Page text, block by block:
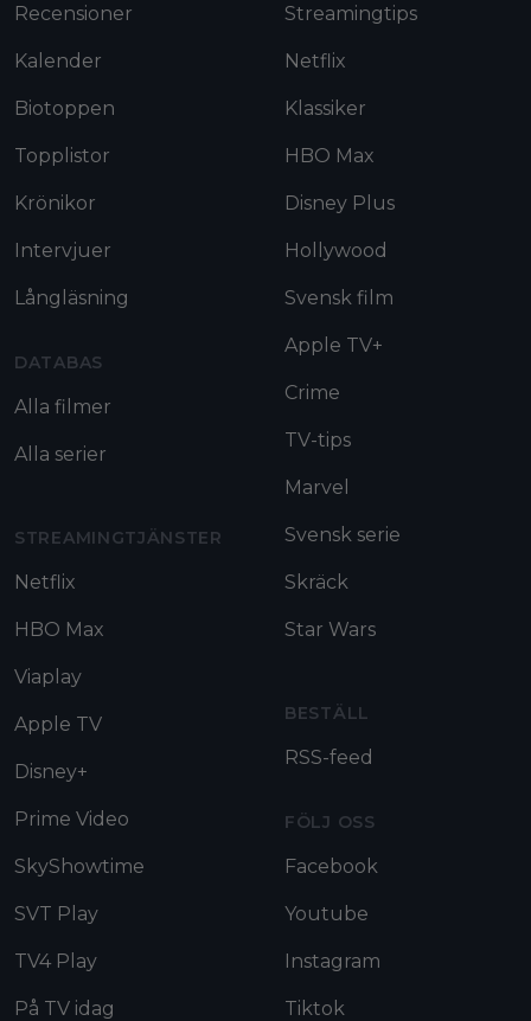
Recensioner
Kalender
Biotoppen
Topplistor
Krönikor
Intervjuer
Långläsning
DATABAS
Alla filmer
Alla serier
STREAMINGTJÄNSTER
Netflix
HBO Max
Viaplay
Apple TV
Disney+
Prime Video
SkyShowtime
SVT Play
TV4 Play
På TV idag
Streamingtips
Netflix
Klassiker
HBO Max
Disney Plus
Hollywood
Svensk film
Apple TV+
Crime
TV-tips
Marvel
Svensk serie
Skräck
Star Wars
BESTÄLL
RSS-feed
FÖLJ OSS
Facebook
Youtube
Instagram
Tiktok